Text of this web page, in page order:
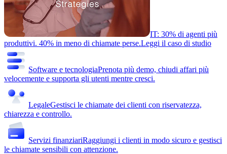
IT: 30% di agenti più
produttivi. 40% in meno di chiamate perse.Leggi il caso di studio
Software e tecnologiaPrenota più demo, chiudi affari più
velocemente e supporta gli utenti mentre cresci.
LegaleGestisci le chiamate dei clienti con riservatezza,
chiarezza e controllo.
Servizi finanziariRaggiungi i clienti in modo sicuro e gestisci
le chiamate sensibili con attenzione.